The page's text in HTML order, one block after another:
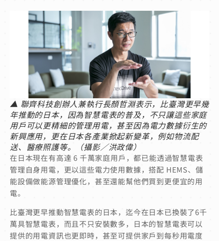
▲ 聯齊科技創辦人兼執行長顏哲淵表示，比臺灣更早幾
年推動的日本，因為智慧電表的普及，不只讓這些家庭
用戶可以更精細的管理用電，甚至因為電力數據衍生的
新興應用，更在日本各產業掀起新變革，例如物流配
送、醫療照護等。（攝影／洪政偉）
在日本現在有高達 6 千萬家庭用戶，都已能透過智慧電表
管理自身用電，更以這些電力使用數據，搭配 HEMS、儲
能設備做能源管理優化，甚至還能幫他們買到更便宜的用
電。
比臺灣更早推動智慧電表的日本，迄今在日本已換裝了6千
萬具智慧電表，而且不只安裝數多，日本的智慧電表可以
提供的用電資訊也更即時，甚至可提供家戶到每秒用電度